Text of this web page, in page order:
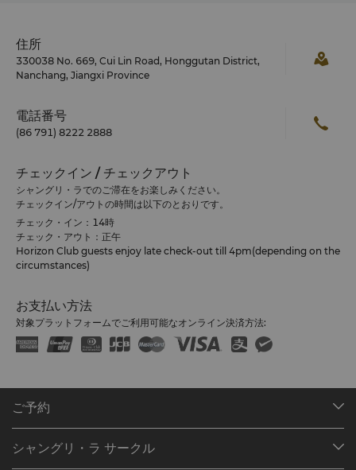
住所
330038 No. 669, Cui Lin Road, Honggutan District,
Nanchang, Jiangxi Province
電話番号
(86 791) 8222 2888
チェックイン / チェックアウト
シャングリ・ラでのご滞在をお楽しみください。
チェックイン/アウトの時間は以下のとおりです。
チェック・イン：14時
チェック・アウト：正午
Horizon Club guests enjoy late check-out till 4pm(depending on the
circumstances)
お支払い方法
対象プラットフォームでご利用可能なオンライン決済方法:
ご予約
ご予約の検索
シャングリ・ラ サークル